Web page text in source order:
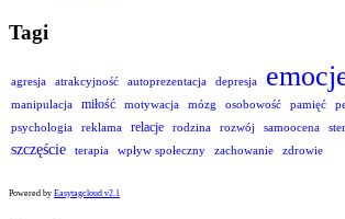
Tagi
agresja atrakcyjność autoprezentacja depresja
manipulacja
miłość motywacja mózg osobowość pamięć
psychologia
reklama relacje rodzina rozwój samoocena
szczęście terapia wpływ społeczny zachowanie zdrowie
Powered by Easytagcloud v2.1